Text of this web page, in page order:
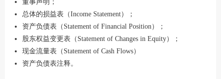
董事声明；
总体的损益表（Income Statement）；
资产负债表（Statement of Financial Position）；
股东权益变更表（Statement of Changes in Equity）；
现金流量表（Statement of Cash Flows）
资产负债表注释。